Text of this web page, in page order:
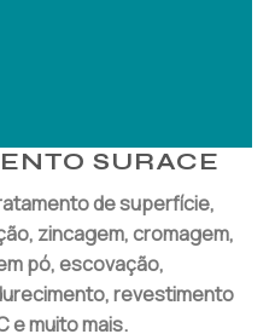
SURACE
de superfície,
zincagem, cromagem,
pó, escovação,
revestimento
e muito mais.